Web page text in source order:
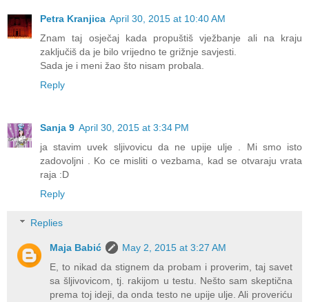
Petra Kranjica April 30, 2015 at 10:40 AM
Znam taj osječaj kada propuštiš vježbanje ali na kraju
zaključiš da je bilo vrijedno te grižnje savjesti.
Sada je i meni žao što nisam probala.
Reply
Sanja 9 April 30, 2015 at 3:34 PM
ja stavim uvek sljivovicu da ne upije ulje . Mi smo isto
zadovoljni . Ko ce misliti o vezbama, kad se otvaraju vrata
raja :D
Reply
Replies
Maja Babić
May 2, 2015 at 3:27 AM
E, to nikad da stignem da probam i proverim, taj savet
sa šljivovicom, tj. rakijom u testu. Nešto sam skeptična
prema toj ideji, da onda testo ne upije ulje. Ali proveriću